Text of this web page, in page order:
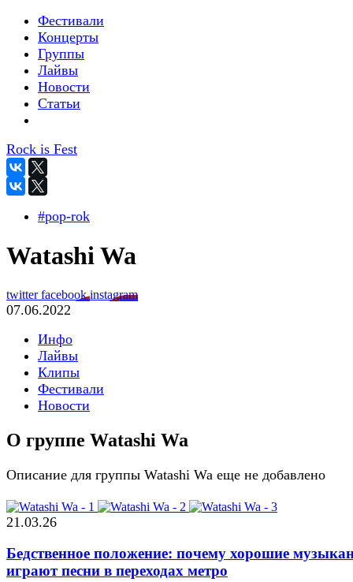
Фестивали
Концерты
Группы
Лайвы
Новости
Статьи
Rock is Fest
#pop-rok
Watashi Wa
twitterfacebookinstagram
07.06.2022
Инфо
Лайвы
Клипы
Фестивали
Новости
О группе Watashi Wa
Описание для группы Watashi Wa еще не добавлено
21.03.26
Бедственное положение: почему хорошие
играют песни в переходах метро